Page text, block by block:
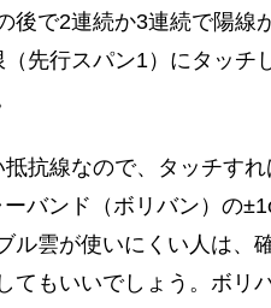
後で2連続か3連続で陽線
先行スパン1）にタッチ
抗線なので、タッチす
バンド（ボリバン）の
ル雲が使いにくい人は、
てもいいでしょう。ボリ